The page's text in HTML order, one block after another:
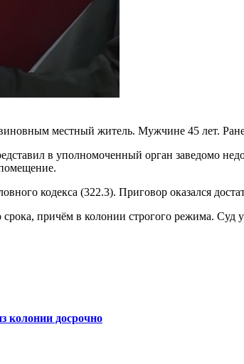
местный житель. Мужчине 45 лет.
в уполномоченный орган заведомо
кодекса (322.3). Приговор оказался
причём в колонии строгого режима.
досрочно